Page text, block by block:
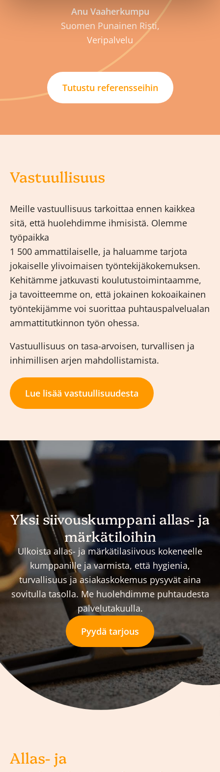
Anu Vaaherkumpu
Suomen Punainen Risti,
Veripalvelu
Tutustu referensseihin
Vastuullisuus
Meille vastuullisuus tarkoittaa ennen kaikkea
sitä, että huolehdimme ihmisistä. Olemme
työpaikka
1 500 ammattilaiselle, ja haluamme tarjota
jokaiselle ylivoimaisen työntekijäkokemuksen.
Kehitämme jatkuvasti koulutustoimintaamme,
ja tavoitteemme on, että jokainen kokoaikainen
työntekijämme voi suorittaa puhtauspalvelualan
ammattitutkinnon työn ohessa.
Vastuullisuus on tasa-arvoisen, turvallisen ja
inhimillisen arjen mahdollistamista.
Lue lisää vastuullisuudesta
Yksi siivouskumppani allas- ja
märkätiloihin
Ulkoista allas- ja märkätilasiivous kokeneelle
kumppanille ja varmista, että hygienia,
turvallisuus ja asiakaskokemus pysyvät aina
sovitulla tasolla. Me huolehdimme puhtaudesta
palvelutakuulla.
Pyydä tarjous
Allas- ja